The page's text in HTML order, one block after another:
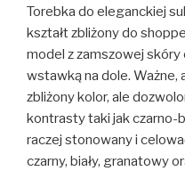
Torebka do eleganckiej
kształt zbliżony do
model z zamszowej
wstawką na dole. Ważne,
zbliżony kolor, ale
kontrasty taki jak czarno-
raczej stonowany i
czarny, biały, granatowy